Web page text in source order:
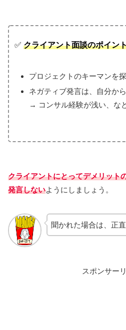
✅ クライアント面談のポイン
プロジェクトのキーマンを
ネガティブ発言は、自分か
→ コンサル経験が浅い、な
クライアントにとってデメリット
発言しないようにしましょう。
聞かれた場合は、正
スポンサー